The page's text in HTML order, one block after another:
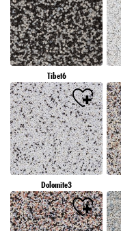
Tibet6
Dolomite3